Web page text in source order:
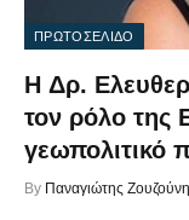
ΠΡΩΤΟΣΕΛΙΔΟ
Η Δρ.
τον ρόλο της
γεωπολιτικό
By Παναγιώτης